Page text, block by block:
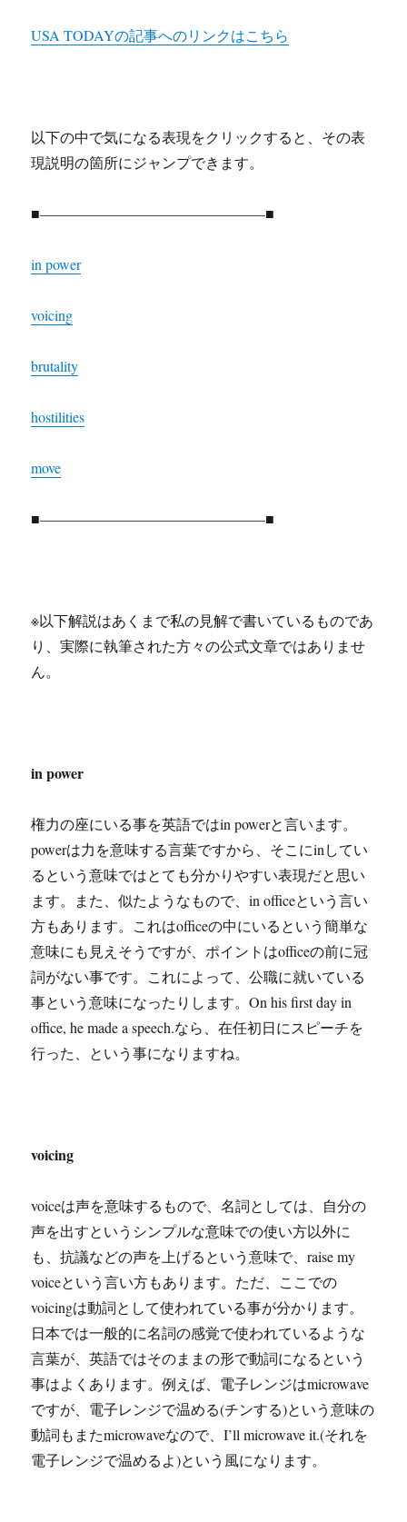
USA TODAYの記事へのリンクはこちら
以下の中で気になる表現をクリックすると、その表
現説明の箇所にジャンプできます。
■———————————————–■
in power
voicing
brutality
hostilities
move
■———————————————–■
※以下解説はあくまで私の見解で書いているものであ
り、実際に執筆された方々の公式文章ではありませ
ん。
in power
権力の座にいる事を英語ではin powerと言います。
powerは力を意味する言葉ですから、そこにinしてい
るという意味ではとても分かりやすい表現だと思い
ます。また、似たようなもので、in officeという言い
方もあります。これはofficeの中にいるという簡単な
意味にも見えそうですが、ポイントはofficeの前に冠
詞がない事です。これによって、公職に就いている
事という意味になったりします。On his first day in
office, he made a speech.なら、在任初日にスピーチを
行った、という事になりますね。
voicing
voiceは声を意味するもので、名詞としては、自分の
声を出すというシンプルな意味での使い方以外に
も、抗議などの声を上げるという意味で、raise my
voiceという言い方もあります。ただ、ここでの
voicingは動詞として使われている事が分かります。
日本では一般的に名詞の感覚で使われているような
言葉が、英語ではそのままの形で動詞になるという
事はよくあります。例えば、電子レンジはmicrowave
ですが、電子レンジで温める(チンする)という意味の
動詞もまたmicrowaveなので、I’ll microwave it.(それを
電子レンジで温めるよ)という風になります。